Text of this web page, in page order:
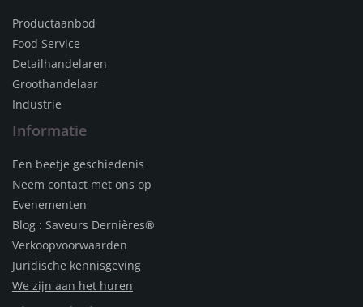
Productaanbod
Food Service
Detailhandelaren
Groothandelaar
Industrie
Informatie
Een beetje geschiedenis
Neem contact met ons op
Evenementen
Blog : Saveurs Dernières®
Verkoopvoorwaarden
Juridische kennisgeving
We zijn aan het huren